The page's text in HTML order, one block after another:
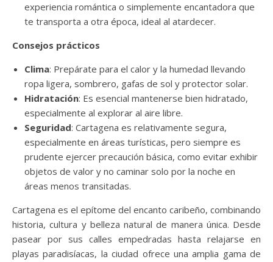
experiencia romántica o simplemente encantadora que
te transporta a otra época, ideal al atardecer.
Consejos prácticos
Clima: Prepárate para el calor y la humedad llevando
ropa ligera, sombrero, gafas de sol y protector solar.
Hidratación: Es esencial mantenerse bien hidratado,
especialmente al explorar al aire libre.
Seguridad: Cartagena es relativamente segura,
especialmente en áreas turísticas, pero siempre es
prudente ejercer precaución básica, como evitar exhibir
objetos de valor y no caminar solo por la noche en
áreas menos transitadas.
Cartagena es el epítome del encanto caribeño, combinando
historia, cultura y belleza natural de manera única. Desde
pasear por sus calles empedradas hasta relajarse en
playas paradisíacas, la ciudad ofrece una amplia gama de